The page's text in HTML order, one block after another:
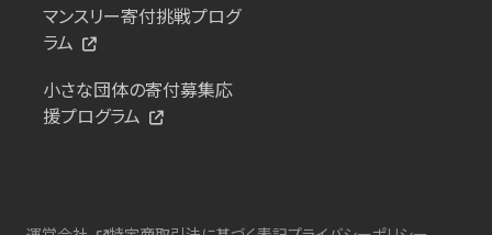
マンスリー寄付挑戦プログ
ラム
小さな団体の寄付募集応
援プログラム